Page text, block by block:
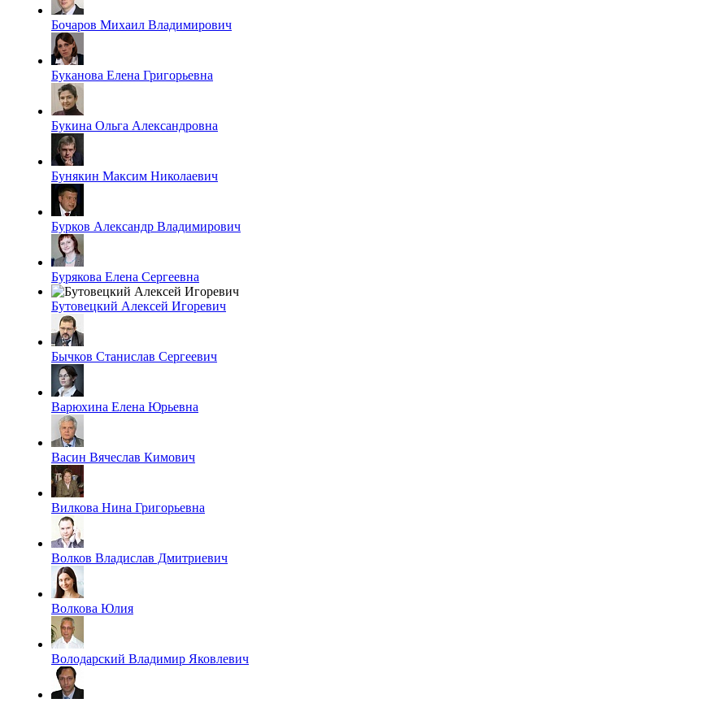
Бочаров Михаил Владимирович
Буканова Елена Григорьевна
Букина Ольга Александровна
Бунякин Максим Николаевич
Бурков Александр Владимирович
Бурякова Елена Сергеевна
Бутовецкий Алексей Игоревич
Бычков Станислав Сергеевич
Варюхина Елена Юрьевна
Васин Вячеслав Кимович
Вилкова Нина Григорьевна
Волков Владислав Дмитриевич
Волкова Юлия
Володарский Владимир Яковлевич